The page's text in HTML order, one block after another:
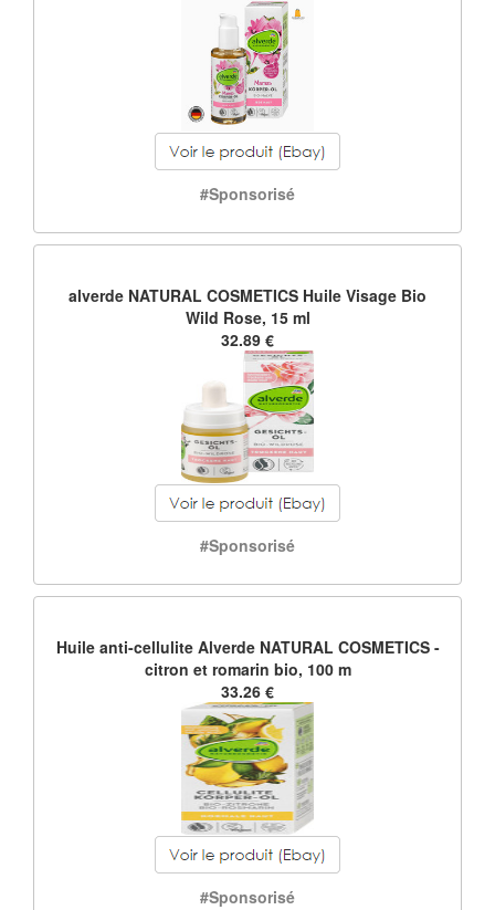
#Sponsorisé
alverde NATURAL COSMETICS Huile Visage Bio
Wild Rose, 15 ml
32.89 €
#Sponsorisé
Huile anti-cellulite Alverde NATURAL COSMETICS -
citron et romarin bio, 100 m
33.26 €
#Sponsorisé